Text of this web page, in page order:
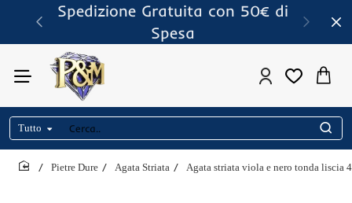
Spedizione Gratuita con 50€ di
Spesa
Tutto
Cerca..
Pietre Dure Agata Striata Agata striata viola e nero tonda liscia